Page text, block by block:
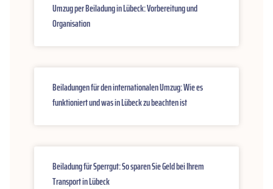
Umzug per Beiladung in Lübeck: Vorbereitung und
Organisation
Beiladungen für den internationalen Umzug: Wie es
funktioniert und was in Lübeck zu beachten ist
Beiladung für Sperrgut: So sparen Sie Geld bei Ihrem
Transport in Lübeck